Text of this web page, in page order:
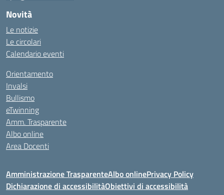
Novità
Le notizie
Le circolari
Calendario eventi
Orientamento
Invalsi
Bullismo
eTwinning
Amm. Trasparente
Albo online
Area Docenti
Amministrazione TrasparenteAlbo onlinePrivacy Policy
Dichiarazione di accessibilitàObiettivi di accessibilità